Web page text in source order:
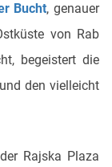
Bucht, genauer
von Rab
begeistert die
den vielleicht
Rajska Plaza